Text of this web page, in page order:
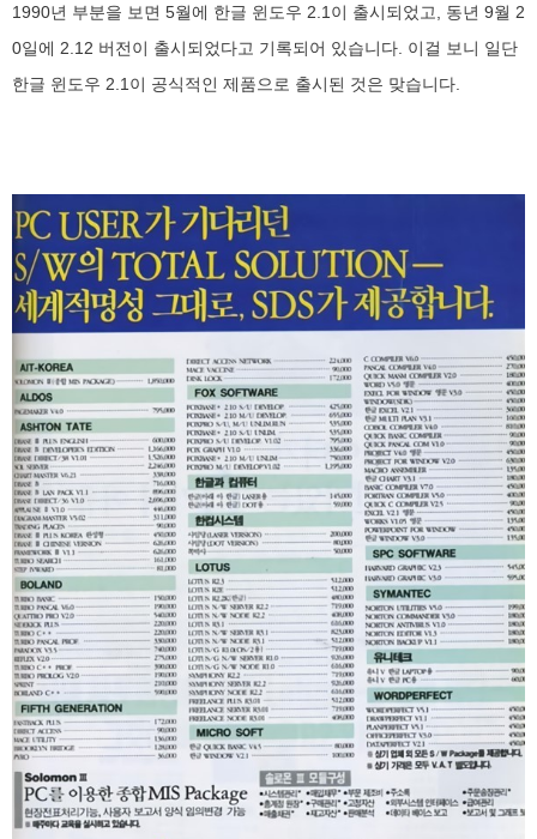
1990년 부분을 보면 5월에 한글 윈도우 2.1이 출시되었고, 동년 9월 2
0일에 2.12 버전이 출시되었다고 기록되어 있습니다. 이걸 보니 일단
한글 윈도우 2.1이 공식적인 제품으로 출시된 것은 맞습니다.